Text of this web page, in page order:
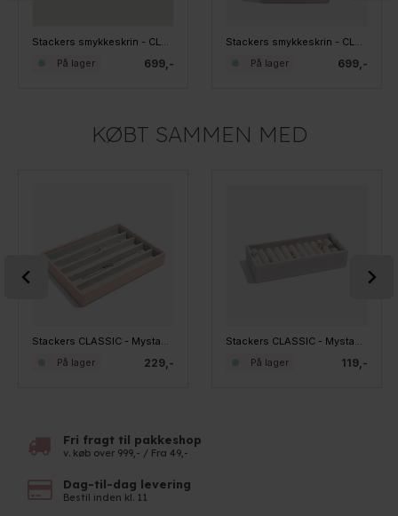
699,-
På lager 699,-
På lager
KØBT SAMMEN MED
229,-
På lager 119,-
På lager
Fri fragt til pakkeshop
v. køb over 999,- / Fra 49,-
Dag-til-dag levering
Bestil inden kl. 11